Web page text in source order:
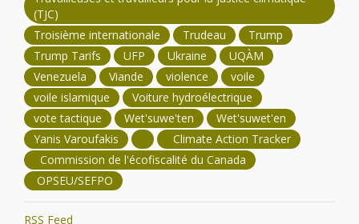
(TJC)
Troisième internationale
Trudeau
Trump
Trump Tarifs
UFP Ukraine
UQÀM
Venezuela
Viande violence
voile
voile islamique
Voiture hydroélectrique
vote tactique
Wet'suwe'ten
Wet'suwet'en
Yanis Varoufakis
Climate Action Tracker
Commission de l'écofiscalité du Canada
OPSEU/SEFPO
RSS Feed